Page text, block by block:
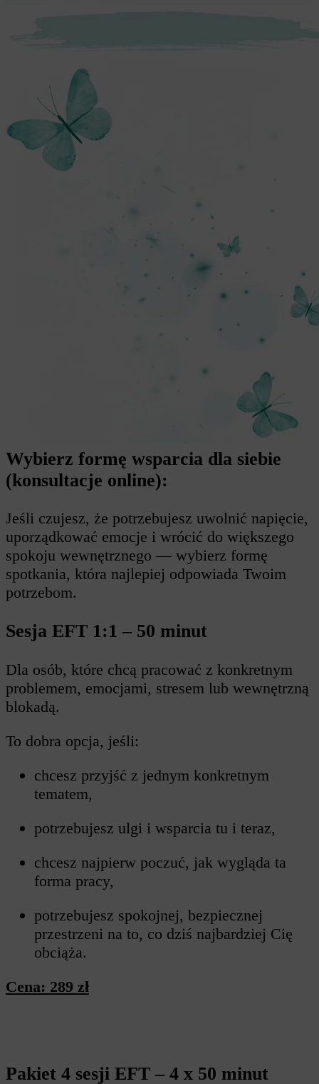
Wybierz formę wsparcia dla siebie
(konsultacje online):
Jeśli czujesz, że potrzebujesz uwolnić napięcie,
uporządkować emocje i wrócić do większego
spokoju wewnętrznego — wybierz formę
spotkania, która najlepiej odpowiada Twoim
potrzebom.
Sesja EFT 1:1 – 50 minut
Dla osób, które chcą pracować z konkretnym
problemem, emocjami, stresem lub wewnętrzną
blokadą.
To dobra opcja, jeśli:
chcesz przyjść z jednym konkretnym
tematem,
potrzebujesz ulgi i wsparcia tu i teraz,
⁠chcesz najpierw poczuć, jak wygląda ta
forma pracy,
⁠potrzebujesz spokojnej, bezpiecznej
przestrzeni na to, co dziś najbardziej Cię
obciąża.
Cena: 289 zł
Pakiet 4 sesji EFT – 4 x 50 minut